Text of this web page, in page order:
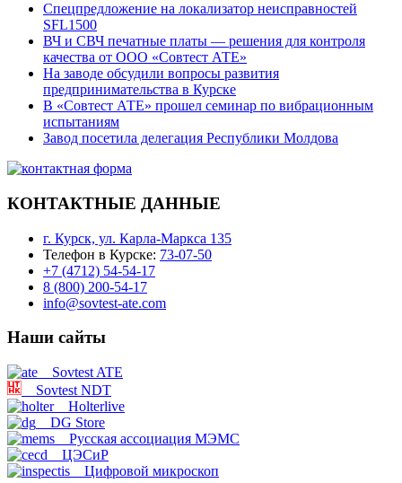
Спецпредложение на локализатор неисправностей
SFL1500
ВЧ и СВЧ печатные платы — решения для контроля
качества от ООО «Совтест АТЕ»
На заводе обсудили вопросы развития
предпринимательства в Курске
В «Совтест АТЕ» прошел семинар по вибрационным
испытаниям
Завод посетила делегация Республики Молдова
КОНТАКТНЫЕ ДАННЫЕ
г. Курск, ул. Карла-Маркса 135
Телефон в Курске: 73-07-50
+7 (4712) 54-54-17
8 (800) 200-54-17
info@sovtest-ate.com
Наши сайты
Sovtest ATE
Sovtest NDT
Holterlive
DG Store
Русская ассоциация МЭМС
ЦЭСиР
Цифровой микроскоп